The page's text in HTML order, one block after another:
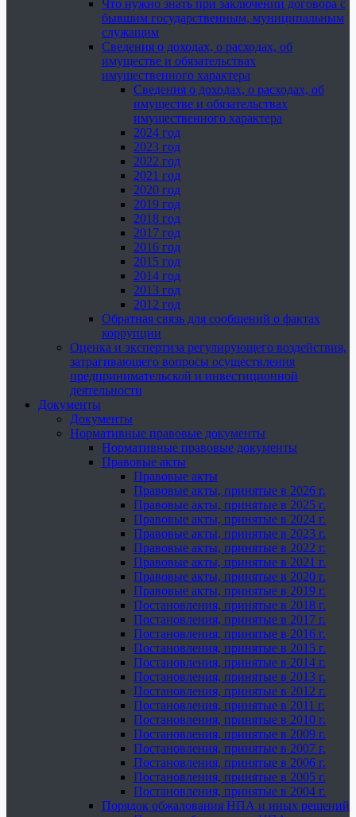
Что нужно знать при заключении договора с
бывшим государственным, муниципальным
служащим
Сведения о доходах, о расходах, об
имуществе и обязательствах
имущественного характера
Сведения о доходах, о расходах, об
имуществе и обязательствах
имущественного характера
2024 год
2023 год
2022 год
2021 год
2020 год
2019 год
2018 год
2017 год
2016 год
2015 год
2014 год
2013 год
2012 год
Обратная связь для сообщений о фактах
коррупции
Оценка и экспертиза регулирующего воздействия,
затрагивающего вопросы осуществления
предпринимательской и инвестиционной
деятельности
Документы
Документы
Нормативные правовые документы
Нормативные правовые документы
Правовые акты
Правовые акты
Правовые акты, принятые в 2026 г.
Правовые акты, принятые в 2025 г.
Правовые акты, принятые в 2024 г.
Правовые акты, принятые в 2023 г.
Правовые акты, принятые в 2022 г.
Правовые акты, принятые в 2021 г.
Правовые акты, принятые в 2020 г.
Правовые акты, принятые в 2019 г.
Постановления, принятые в 2018 г.
Постановления, принятые в 2017 г.
Постановления, принятые в 2016 г.
Постановления, принятые в 2015 г.
Постановления, принятые в 2014 г.
Постановления, принятые в 2013 г.
Постановления, принятые в 2012 г.
Постановления, принятые в 2011 г.
Постановления, принятые в 2010 г.
Постановления, принятые в 2009 г.
Постановления, принятые в 2007 г.
Постановления, принятые в 2006 г.
Постановления, принятые в 2005 г.
Постановления, принятые в 2004 г.
Порядок обжалования НПА и иных решений